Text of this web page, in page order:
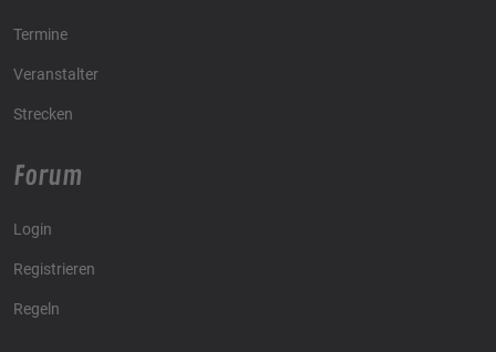
Termine
Veranstalter
Strecken
Forum
Login
Registrieren
Regeln